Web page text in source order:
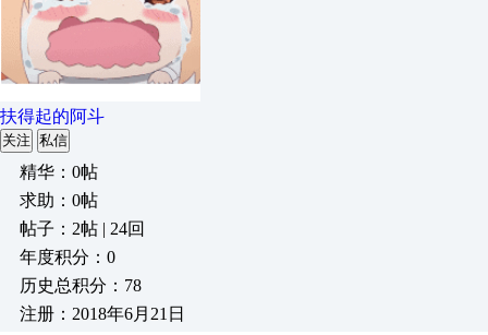
扶得起的阿斗
关注 私信
精华：0帖
求助：0帖
帖子：2帖 | 24回
年度积分：0
历史总积分：78
注册：2018年6月21日